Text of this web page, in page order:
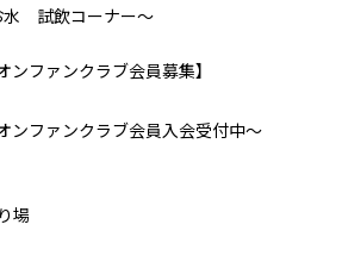
水 試飲コーナー～
ンファンクラブ会員募集】
ンファンクラブ会員入会受付中～
場